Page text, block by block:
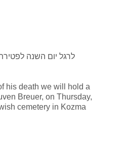
his death we will hold a
Breuer, on Thursday,
cemetery in Kozma